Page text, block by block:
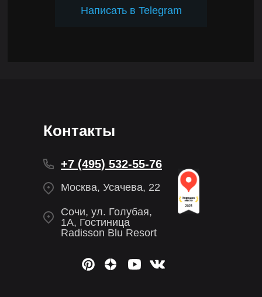
Написать в Telegram
Контакты
+7 (495) 532-55-76
Москва, Усачева, 22
Сочи, ул. Голубая,
1А, Гостиница
Radisson Blu Resort